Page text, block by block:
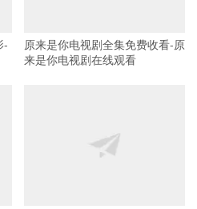
-
原来是你电视剧全集免费收看-原
来是你电视剧在线观看